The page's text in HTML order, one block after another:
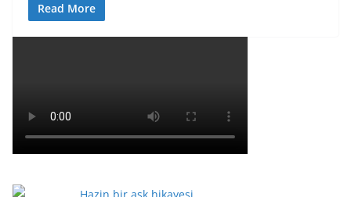
Read More